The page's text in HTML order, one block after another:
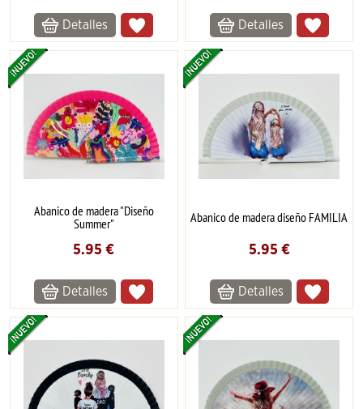
Detalles Detalles
Abanico de madera "Diseño
Summer"
5.95 €
Detalles
Abanico de madera diseño FAMILIA
5.95 €
Detalles